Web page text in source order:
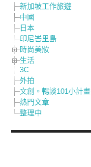
新加坡工作旅遊
中國
日本
印尼峇里島
時尚美妝
生活
3C
外拍
文創。暢談101小計畫
熱門文章
整理中